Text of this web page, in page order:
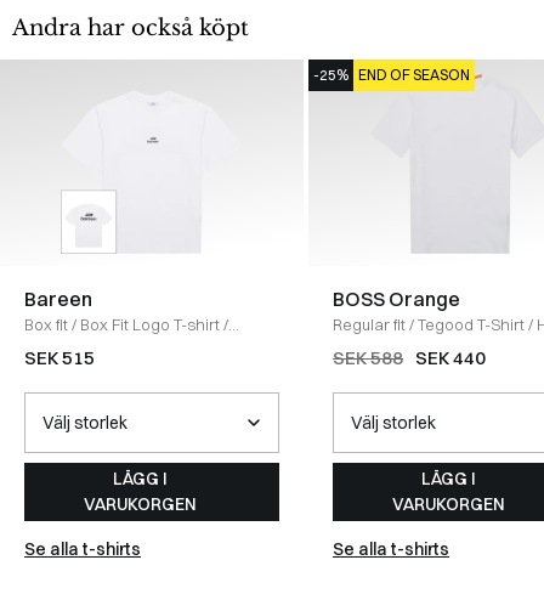
Andra har också köpt
Bareen
Box fit/ Box Fit Logo T-shirt/
WHITE
SEK 515
LÄGG I
VARUKORGEN
Se alla t-shirts
-25% END OF SEASON
BOSS Orange
Regular fit/Tegood T-Shirt/
SEK 588 SEK 440
LÄGG I
VARUKORGEN
Se alla t-shirts